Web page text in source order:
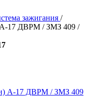
зажигания /
А-17 ДВРМ / ЗМЗ 409 /